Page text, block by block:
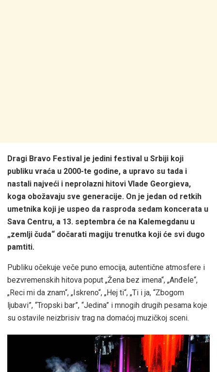
Dragi Bravo Festival je jedini festival u Srbiji koji
publiku vraća u 2000-te godine, a upravo su tada i
nastali najveći i neprolazni hitovi Vlade Georgieva,
koga obožavaju sve generacije. On je jedan od retkih
umetnika koji je uspeo da rasproda sedam koncerata u
Sava Centru, a 13. septembra će na Kalemegdanu u
„zemlji čuda“ dočarati magiju trenutka koji će svi dugo
pamtiti.
Publiku očekuje veče puno emocija, autentične atmosfere i
bezvremenskih hitova poput „Žena bez imena“, „Anđele“,
„Reci mi da znam“, „Iskreno“, „Hej ti“, „Ti i ja, “Zbogom
ljubavi”, “Tropski bar”, “Jedina” i mnogih drugih pesama koje
su ostavile neizbrisiv trag na domaćoj muzičkoj sceni.